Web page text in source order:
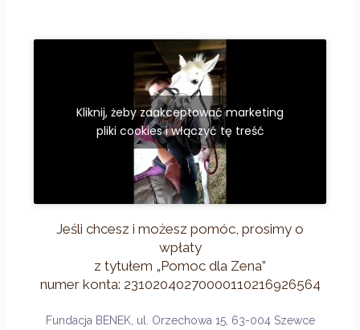
Kliknij, żeby zaakceptować marketing
pliki cookies i włączyć tę treść
Jeśli chcesz i możesz pomóc, prosimy o
wpłaty
z tytułem „Pomoc dla Zena”
numer konta: 23102040270000110216926564
Fundacja BENEK, ul. Orzechowa 15, 63-004 Szewce